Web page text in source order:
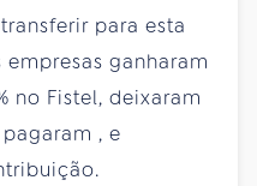
para esta
ganharam
no Fistel, deixaram
, e